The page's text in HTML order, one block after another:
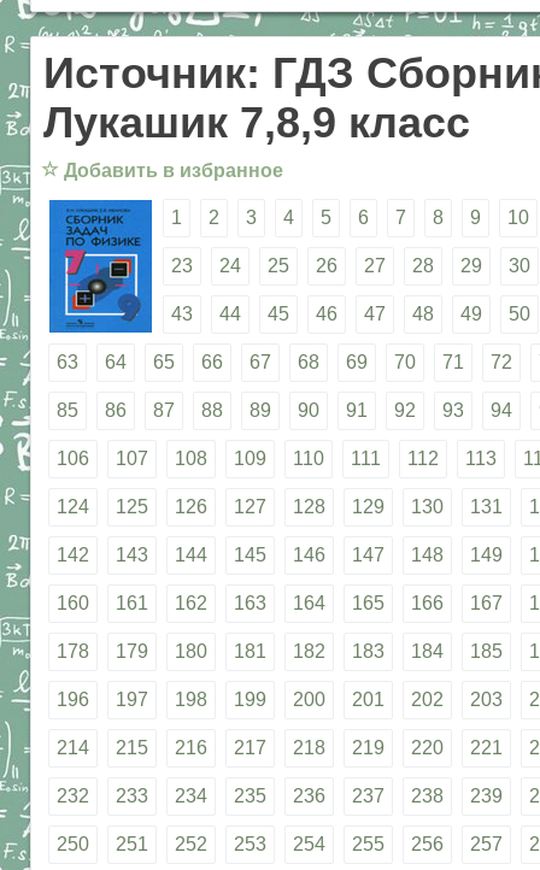
Источник: ГДЗ
Лукашик 7,8,9 класс
☆ Добавить в избранное
1 2 3 4 5 6 7 8 9 10
23 24 25 26 27 28 29 30
43 44 45 46 47 48 49 50
63 64 65 66 67 68 69 70 71 72
85 86 87 88 89 90 91 92 93 94
106 107 108 109 110 111 112 113
124 125 126 127 128 129 130 131
142 143 144 145 146 147 148 149
160 161 162 163 164 165 166 167
178 179 180 181 182 183 184 185
196 197 198 199 200 201 202 203
214 215 216 217 218 219 220 221
232 233 234 235 236 237 238 239
250 251 252 253 254 255 256 257